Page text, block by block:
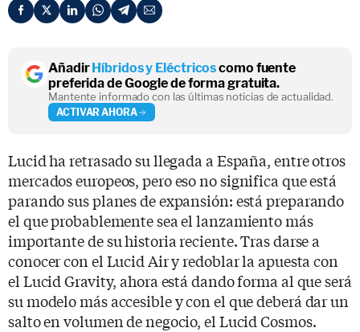
AñadirHíbridos y Eléctricoscomo fuente
preferida de Google de forma gratuita.
Mantente informado con las últimas noticias de actualidad.
ACTIVAR AHORA
Lucid ha retrasado su llegada a España, entre otros
mercados europeos, pero eso no significa que está
parando sus planes de expansión: está preparando
el que probablemente sea el lanzamiento más
importante de su historia reciente. Tras darse a
conocer con el Lucid Air y redoblar la apuesta con
el Lucid Gravity, ahora está dando forma al que será
su modelo más accesible y con el que deberá dar un
salto en volumen de negocio, el Lucid Cosmos.